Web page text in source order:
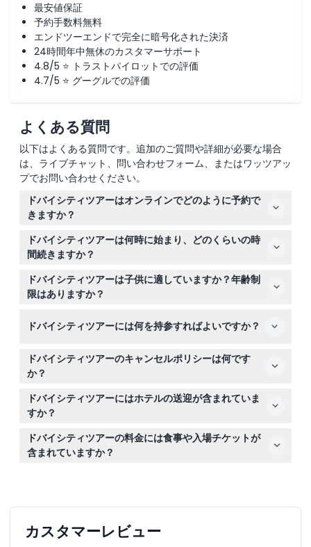
最安値保証
予約手数料無料
エンドツーエンドで完全に暗号化された決済
24時間年中無休のカスタマーサポート
4.8/5 ⭐ トラストパイロットでの評価
4.7/5 ⭐ グーグルでの評価
よくある質問
以下はよくある質問です。追加のご質問や詳細が必要な場合
は、ライブチャット、問い合わせフォーム、またはワッツアッ
プでお問い合わせください。
ドバイシティツアーはオンラインでどのように予約で
きますか？
このウェブサイトで希望の日付、参加者数を選択し、予約
フォームを完了することで、簡単にドバイシティツアーを
オンラインで予約できます。
ドバイシティツアーは何時に始まり、どのくらいの時
間続きますか？
ツアーは通常午前8時頃に始まり、約4〜5時間続きます。
午後のツアーは午後2時から開始のオプションがあります
（変更される場合がありますので、予約時にご確認くださ
ドバイシティツアーは子供に適していますか？年齢制
限はありますか？
は大人として扱われ、3歳未満の子供は無料で参加できま
ドバイシティツアーには何を持参すればよいですか？
快適な靴、カメラを持参し、文化的な場所を訪れる際は控
えめな服装のスマートカジュアルがおすすめです。日焼け
止めと帽子も忘れずに持ってきてください！
ドバイシティツアーのキャンセルポリシーは何です
か？
予約の48時間前までにキャンセルすれば、送金手数料を
除き返金されます。48時間以内のキャンセルや無断欠席
は全額請求となります。
ドバイシティツアーにはホテルの送迎が含まれていま
すか？
はい、ドバイ中心部のホテルからの共有送迎が含まれてい
ますが、市外または中心部以外に宿泊のゲストは予約時に
送迎の利用可能性を確認してください。
ドバイシティツアーの料金には食事や入場チケットが
含まれていますか？
カスタマーレビュー